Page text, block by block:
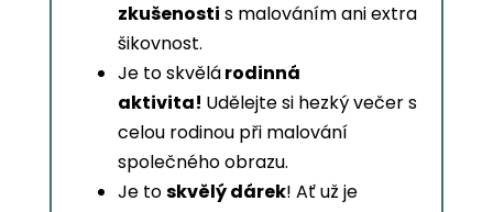
zkušenosti s malováním ani extra
šikovnost.
Je to skvělárodinná
aktivita! Udělejte si hezký večer s
celou rodinou při malování
společného obrazu.
Je toskvělý dárek! Ať už je